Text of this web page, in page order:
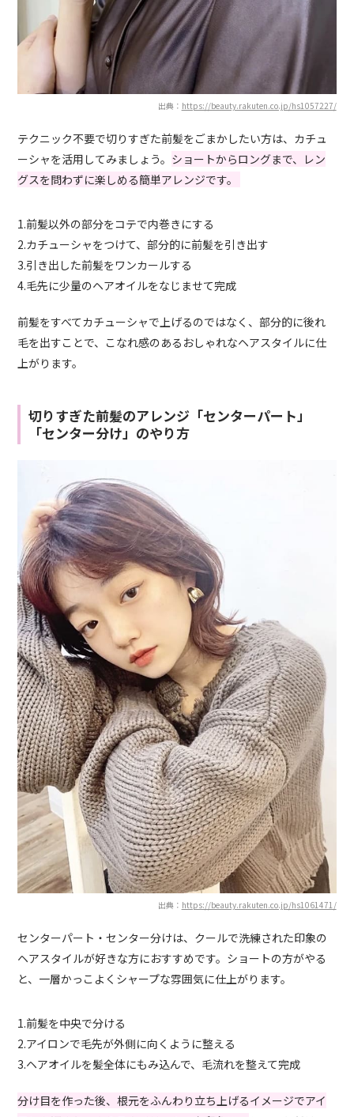
出典： https://beauty.rakuten.co.jp/hs1057227/
テクニック不要で切りすぎた前髪をごまかしたい方は、カチュ
ーシャを活用してみましょう。 ショートからロングまで、レン
グスを問わずに楽しめる簡単アレンジです。
1.前髪以外の部分をコテで内巻きにする
2.カチューシャをつけて、部分的に前髪を引き出す
3.引き出した前髪をワンカールする
4.毛先に少量のヘアオイルをなじませて完成
前髪をすべてカチューシャで上げるのではなく、部分的に後れ
毛を出すことで、こなれ感のあるおしゃれなヘアスタイルに仕
上がります。
切りすぎた前髪のアレンジ「センターパート」
「センター分け」のやり方
出典： https://beauty.rakuten.co.jp/hs1061471/
センターパート・センター分けは、クールで洗練された印象の
ヘアスタイルが好きな方におすすめです。ショートの方がやる
と、一層かっこよくシャープな雰囲気に仕上がります。
1.前髪を中央で分ける
2.アイロンで毛先が外側に向くように整える
3.ヘアオイルを髪全体にもみ込んで、毛流れを整えて完成
分け目を作った後、根元をふんわり立ち上げるイメージでアイ